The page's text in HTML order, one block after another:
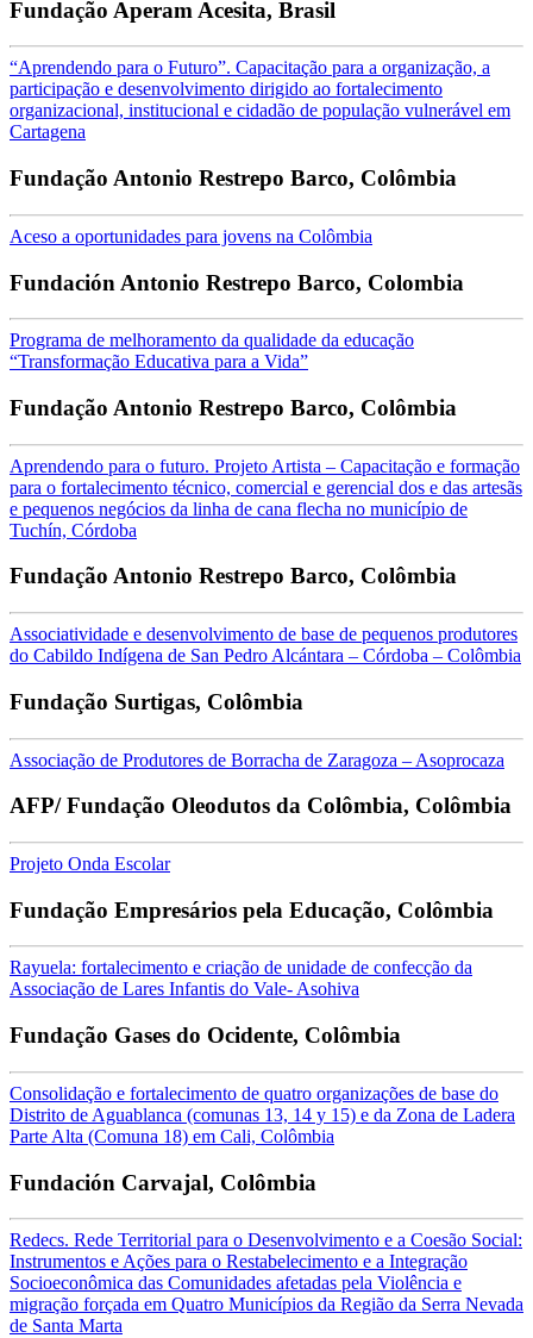
Fundação Aperam Acesita, Brasil
“Aprendendo para o Futuro”. Capacitação para a organização, a
participação e desenvolvimento dirigido ao fortalecimento
organizacional, institucional e cidadão de população vulnerável em
Cartagena
Fundação Antonio Restrepo Barco, Colômbia
Aceso a oportunidades para jovens na Colômbia
Fundación Antonio Restrepo Barco, Colombia
Programa de melhoramento da qualidade da educação
“Transformação Educativa para a Vida”
Fundação Antonio Restrepo Barco, Colômbia
Aprendendo para o futuro. Projeto Artista – Capacitação e formação
para o fortalecimento técnico, comercial e gerencial dos e das artesãs
e pequenos negócios da linha de cana flecha no município de
Tuchín, Córdoba
Fundação Antonio Restrepo Barco, Colômbia
Associatividade e desenvolvimento de base de pequenos produtores
do Cabildo Indígena de San Pedro Alcántara – Córdoba – Colômbia
Fundação Surtigas, Colômbia
Associação de Produtores de Borracha de Zaragoza – Asoprocaza
AFP/ Fundação Oleodutos da Colômbia, Colômbia
Projeto Onda Escolar
Fundação Empresários pela Educação, Colômbia
Rayuela: fortalecimento e criação de unidade de confecção da
Associação de Lares Infantis do Vale- Asohiva
Fundação Gases do Ocidente, Colômbia
Consolidação e fortalecimento de quatro organizações de base do
Distrito de Aguablanca (comunas 13, 14 y 15) e da Zona de Ladera
Parte Alta (Comuna 18) em Cali, Colômbia
Fundación Carvajal, Colômbia
Redecs. Rede Territorial para o Desenvolvimento e a Coesão Social:
Instrumentos e Ações para o Restabelecimento e a Integração
Socioeconômica das Comunidades afetadas pela Violência e
migração forçada em Quatro Municípios da Região da Serra Nevada
de Santa Marta